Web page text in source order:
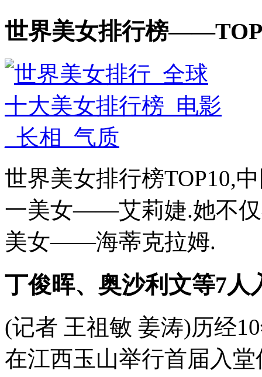
世界美女排行榜
世界美女排行榜TOP10,
一美女——艾莉婕.她不仅
美女——海蒂克拉姆.
丁俊晖、奥沙利文等7人
(记者 王祖敏 姜涛)历经
在江西玉山举行首届入